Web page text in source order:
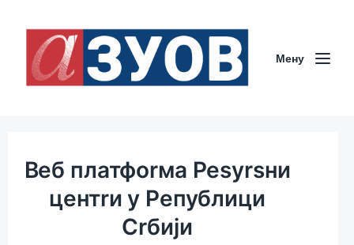
Мeну
Вeб платфоrма Рesуrsни
цeнтrи у Рeпублици
Сrбији